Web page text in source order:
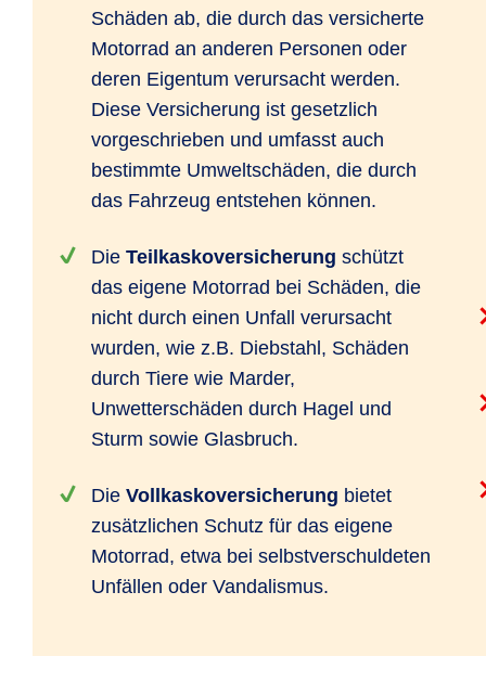
Schäden ab, die durch das versicherte
Motorrad an anderen Personen oder
deren Eigentum verursacht werden.
Diese Versicherung ist gesetzlich
vorgeschrieben und umfasst auch
bestimmte Umweltschäden, die durch
das Fahrzeug entstehen können.
Die Teilkaskoversicherung schützt
das eigene Motorrad bei Schäden, die
nicht durch einen Unfall verursacht
wurden, wie z.B. Diebstahl, Schäden
durch Tiere wie Marder,
Unwetterschäden durch Hagel und
Sturm sowie Glasbruch.
Die Vollkaskoversicherung bietet
zusätzlichen Schutz für das eigene
Motorrad, etwa bei selbstverschuldeten
Unfällen oder Vandalismus.